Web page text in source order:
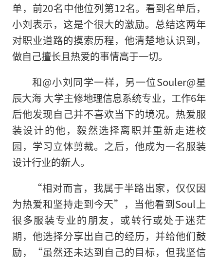
单，前20名中他位列第12名。看到名单后，
小刘表示，这是个很大的激励。总结这两年
对职业道路的摸索历程，他清楚地认识到，
做自己擅长且热爱的事情高于一切。
和@小刘同学一样，另一位Souler@星
辰大海 大学主修地理信息系统专业，工作6年
后他发现自己并不喜欢当下的境况。热爱服
装设计的他，毅然选择离职并重新走进校
园，学习立体剪裁。之后，他成为一名服装
设计行业的新人。
“相对而言，我属于半路出家，仅仅因
为热爱和坚持走到今天”，当他看到Soul上
很多服装专业的朋友，或转行或处于迷茫
期，他选择分享出自己的经历，并给他们鼓
励，“虽然还未达到自己的目标，但我坚信